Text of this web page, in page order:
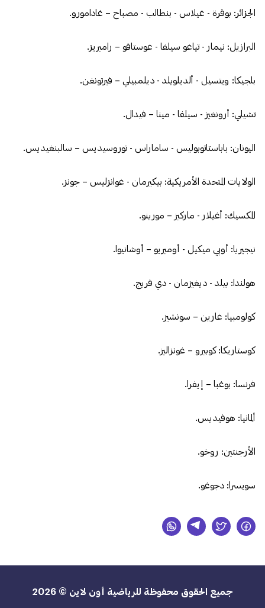
الجزائر: بوقرة - غيلاس - بنطالب - مصباح – غادامورو.
البرازيل: نيمار - تياغو سيلفا - غوستافو – راميريز.
بلجيكا: ويتسيل - ألديلويلد - ديلمبيلي – فيرتونغن.
تشيلي: أرونغيز - سيلفا - مينا – فيدال.
اليونان: باباستاتوبوليس - ساماراس - توروسيديس – سالبنغيديس.
الولايات المتحدة الأمريكية: بيكيرمان - غوانزليس – جونز.
المكسيك: أغيلار - ماركيز – مورينو.
نيجيريا: أوبي ميكيل - أوميريو – أوشانيوا.
هولندا: بيلد - ديغيزمان - دي فريج.
كولومبيا: غارين – سونشيز.
كوستاريكا: كوبيرو – غونزاليز.
فرنسا: بوغبا – إيفرا.
ألمانيا: هوفيديس.
الأرجنتين: روخو.
سويسرا: دجوغو.
جميع الحقوق محفوظة للرياضية أون لاين © 2026